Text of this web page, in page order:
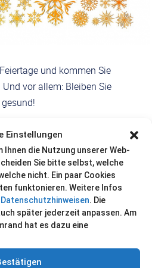
Einstellungen
Ihnen die Nutzung unserer Web-
Sie bitte selbst, welche
nicht. Ein paar Cookies
funktonieren. Weitere Infos
Datenschutzhinweisen. Die
später jederzeit anpassen. Am
hat es dazu eine
und kommen Sie
vor allem: Bleiben Sie
gesund!
mit
Josh Turner
. Tanzen Sie ruhig 😉
it!
Zurück